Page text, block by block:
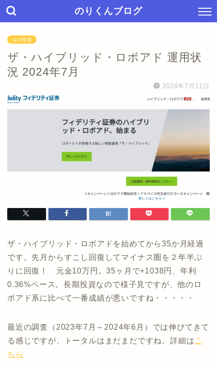
のりくんブログ
ロボ投資
ザ・ハイブリッド・ロボアド 運用状
況 2024年7月
2024年7月11日
ザ・ハイブリッド・ロボアドを始めてから35か月経過
です。先月からすこし回復してマイナス圏を２年半ぶ
りに回復！ 元金10万円。35ヶ月で+1038円、年利
0.36%ペース。長期投資なので様子見ですが、他のロ
ボアド系に比べて一番成績が悪いですね・・・・・
最近の調査（2023年7月～2024年6月）では伸びてきて
る感じですが、トータルはまだまだですね。詳細はこ
ちら